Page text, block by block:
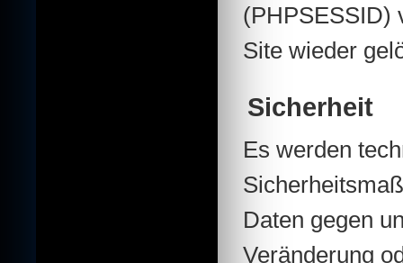
(PHPSESSID)
Site wieder
Sicherheit
Es werden
Daten gegen
Veränderung